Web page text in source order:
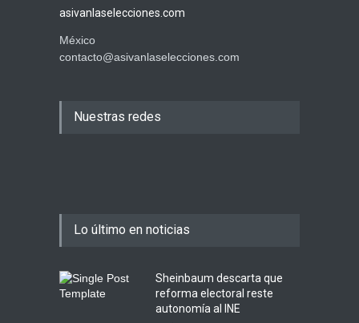
asivanlaselecciones.com
México
contacto@asivanlaselecciones.com
Nuestras redes
Lo último en noticias
Sheinbaum descarta que
reforma electoral reste
autonomía al INE